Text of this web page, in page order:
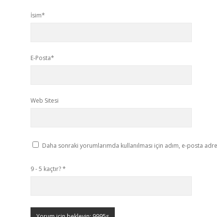
İsim*
E-Posta*
Web Sitesi
Daha sonraki yorumlarımda kullanılması için adım, e-posta
9 - 5 kaçtır?*